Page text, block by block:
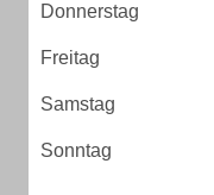
Donnerstag
Freitag
Samstag
Sonntag